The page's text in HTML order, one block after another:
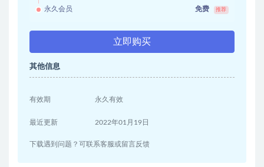
永久会员 免费 推荐
立即购买
其他信息
有效期 永久有效
最近更新 2022年01月19日
下载遇到问题？可联系客服或留言反馈